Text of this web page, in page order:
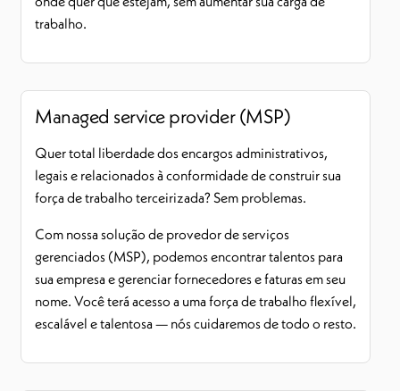
trabalho.
Managed service provider (MSP)
Quer total liberdade dos encargos administrativos,
legais e relacionados à conformidade de construir sua
força de trabalho terceirizada? Sem problemas.
Com nossa solução de provedor de serviços
gerenciados (MSP), podemos encontrar talentos para
sua empresa e gerenciar fornecedores e faturas em seu
nome. Você terá acesso a uma força de trabalho flexível,
escalável e talentosa — nós cuidaremos de todo o resto.